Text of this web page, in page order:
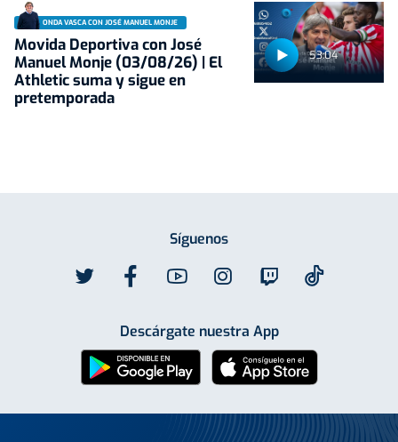
53:04
ONDA VASCA CON JOSÉ MANUEL MONJE
Movida Deportiva con José
Manuel Monje (03/08/26) | El
Athletic suma y sigue en
pretemporada
Síguenos
Descárgate nuestra App